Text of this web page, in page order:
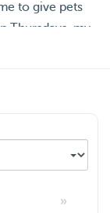
to give pets
Thursdays, my
fresh air.
follow the
»